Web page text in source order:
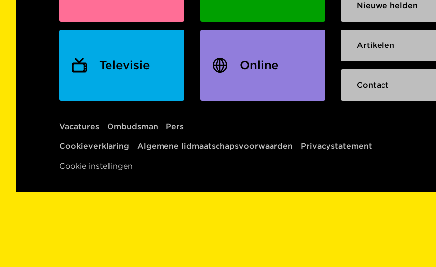
Televisie Online
Nieuwe helden
Artikelen
Contact
Vacatures Ombudsman Pers
Cookieverklaring Algemene lidmaatschapsvoorwaarden Privacystatement
Cookie instellingen